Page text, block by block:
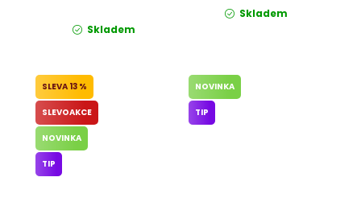
Skladem
Skladem
13 %
SLEVOAKCE
NOVINKA
TIP
NOVINKA
TIP